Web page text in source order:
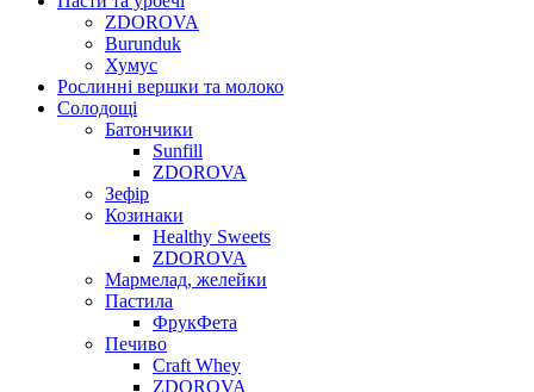
ZDOROVA
Burunduk
Хумус
Рослинні вершки та молоко
Солодощі
Батончики
Sunfill
ZDOROVA
Зефір
Козинаки
Healthy Sweets
ZDOROVA
Мармелад, желейки
Пастила
ФрукФета
Печиво
Craft Whey
ZDOROVA